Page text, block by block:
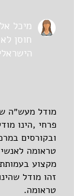
מיכל
חוסן
מודל מעש״ה
פרחי ,הינו
ובקורסים
טראומה לאנשי
מקצוע
זהו מודל
טראומה.